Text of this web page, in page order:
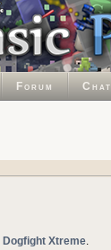
Forum Chat
Dogfight Xtreme